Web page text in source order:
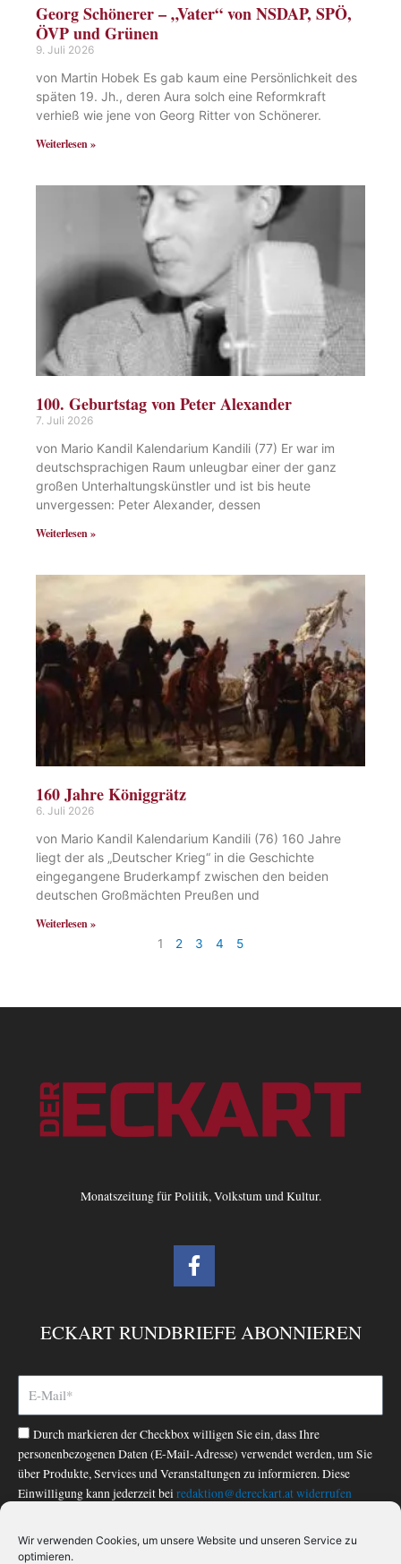
Wir verwenden Cookies, um unsere Website und unseren Service zu
optimieren.
Georg Schönerer – „Vater“ von NSDAP, SPÖ,
ÖVP und Grünen
9. Juli 2026
von Martin Hobek Es gab kaum eine Persönlichkeit des
späten 19. Jh., deren Aura solch eine Reformkraft
verhieß wie jene von Georg Ritter von Schönerer.
Weiterlesen »
100. Geburtstag von Peter Alexander
7. Juli 2026
von Mario Kandil Kalendarium Kandili (77) Er war im
deutschsprachigen Raum unleugbar einer der ganz
großen Unterhaltungskünstler und ist bis heute
unvergessen: Peter Alexander, dessen
Weiterlesen »
160 Jahre Königgrätz
6. Juli 2026
von Mario Kandil Kalendarium Kandili (76) 160 Jahre
liegt der als „Deutscher Krieg“ in die Geschichte
eingegangene Bruderkampf zwischen den beiden
deutschen Großmächten Preußen und
Weiterlesen »
1 2 3 4 5
Monatszeitung für Politik, Volkstum und Kultur.
F
a
b
o
-
f
ECKART RUNDBRIEFE ABONNIEREN
Durch markieren der Checkbox willigen Sie ein, dass Ihre
personenbezogenen Daten (E-Mail-Adresse) verwendet werden, um Sie
über Produkte, Services und Veranstaltungen zu informieren. Diese
Einwilligung kann jederzeit bei redaktion@dereckart.atwiderrufen
Datenschutzerklärung